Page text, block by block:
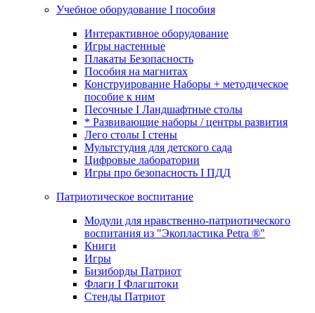
Учебное оборудование I пособия
Интерактивное оборудование
Игры настенные
Плакаты Безопасность
Пособия на магнитах
Конструирование Наборы + методическое
пособие к ним
Песочные I Ландшафтные столы
* Развивающие наборы / центры развития
Лего столы I стены
Мультстудия для детского сада
Цифровые лаборатории
Игры про безопасность I ПДД
Патриотическое воспитание
Модули для нравственно-патриотического
воспитания из "Экопластика Petra ®"
Книги
Игры
Бизиборды Патриот
Флаги I Флагштоки
Стенды Патриот